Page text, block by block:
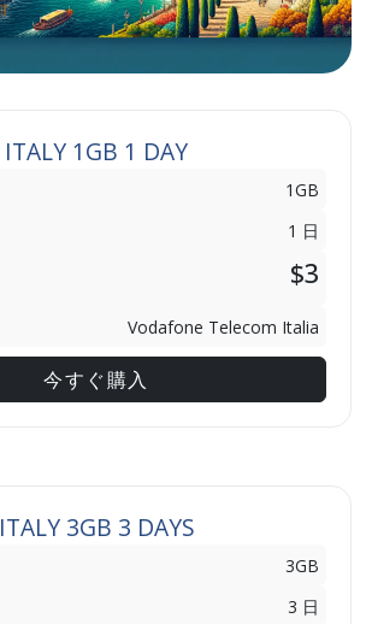
ITALY 1GB 1 DAY
1GB
1 日
$3
Vodafone Telecom Italia
今すぐ購入
ITALY 3GB 3 DAYS
3GB
3 日